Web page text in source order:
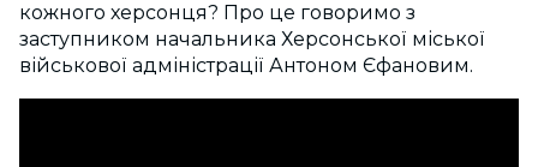
кожного херсонця? Про це говоримо з
заступником начальника Херсонської міської
військової адміністрації Антоном Єфановим.